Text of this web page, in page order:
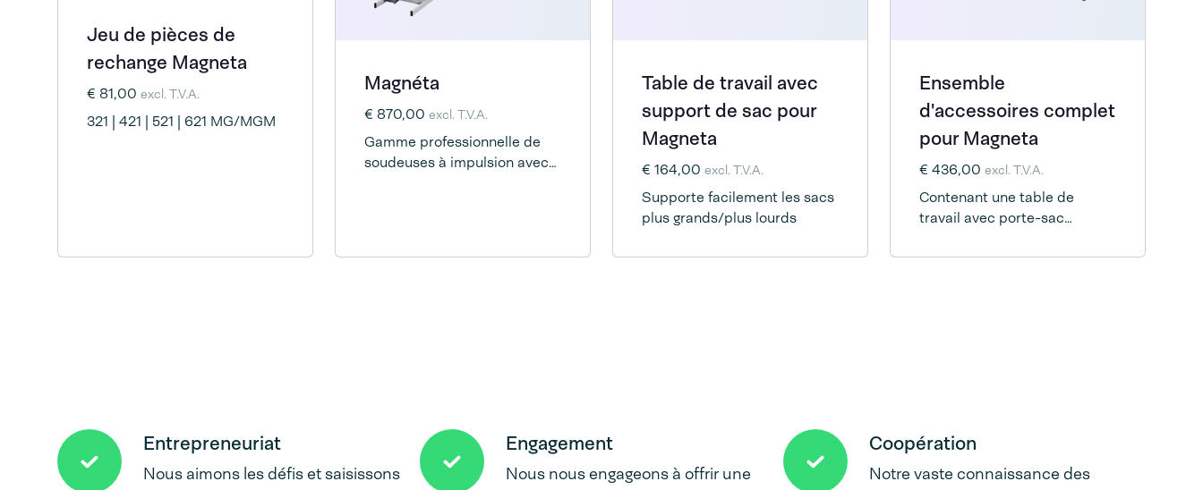
Jeu de pièces de
rechange Magneta
€ 81,00 excl. T.V.A.
321 | 421 | 521 | 621 MG/MGM
Magnéta
€ 870,00 excl. T.V.A.
Gamme professionnelle de
soudeuses à impulsion avec
Table de travail avec
support de sac pour
Magneta
€ 164,00 excl. T.V.A.
Supporte facilement les sacs
plus grands/plus lourds
Ensemble
d'accessoires complet
pour Magneta
€ 436,00 excl. T.V.A.
Contenant une table de
travail avec porte-sac
pédale, un jeu de rouleaux et
Entrepreneuriat
Nous aimons les défis et saisissons
Engagement
Nous nous engageons à offrir une
Coopération
Notre vaste connaissance des